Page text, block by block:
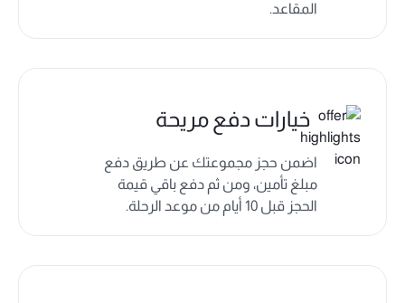
المقاعد.
خيارات دفع مريحة
اضمن حجز مجموعتك عن طريق دفع
مبلغ تأمين، ومن ثم دفع باقي قيمة
الحجز قبل 10 أيام من موعد الرحلة.